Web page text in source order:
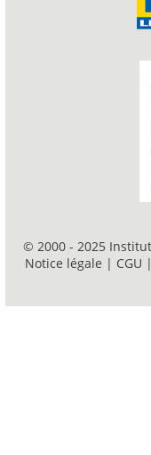
© 2000 - 2025
Notice légale | CGU |